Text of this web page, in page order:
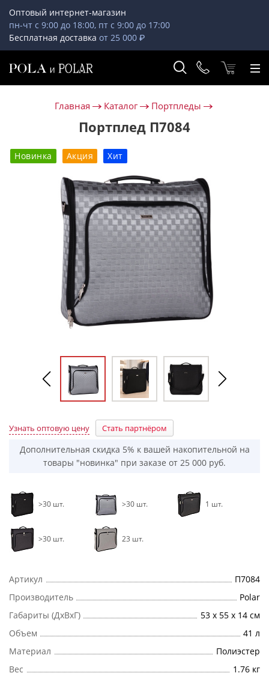
Оптовый интернет-магазин
пн-чт с 9:00 до 18:00, пт с 9:00 до 17:00
Бесплатная доставка от 25 000 ₽
Главная Каталог Портпледы
Портплед П7084
Новинка Акция Хит
Узнать оптовую цену Стать партнёром
Дополнительная скидка 5% к вашей накопительной на
товары "новинка" при заказе от 25 000 руб.
>30 шт. >30 шт. 1 шт.
>30 шт. 23 шт.
Артикул
П7084
Производитель
Polar
Габариты (ДхВхГ)
53 х 55 х 14 см
Объем
41 л
Материал
Полиэстер
Вес
1.76 кг